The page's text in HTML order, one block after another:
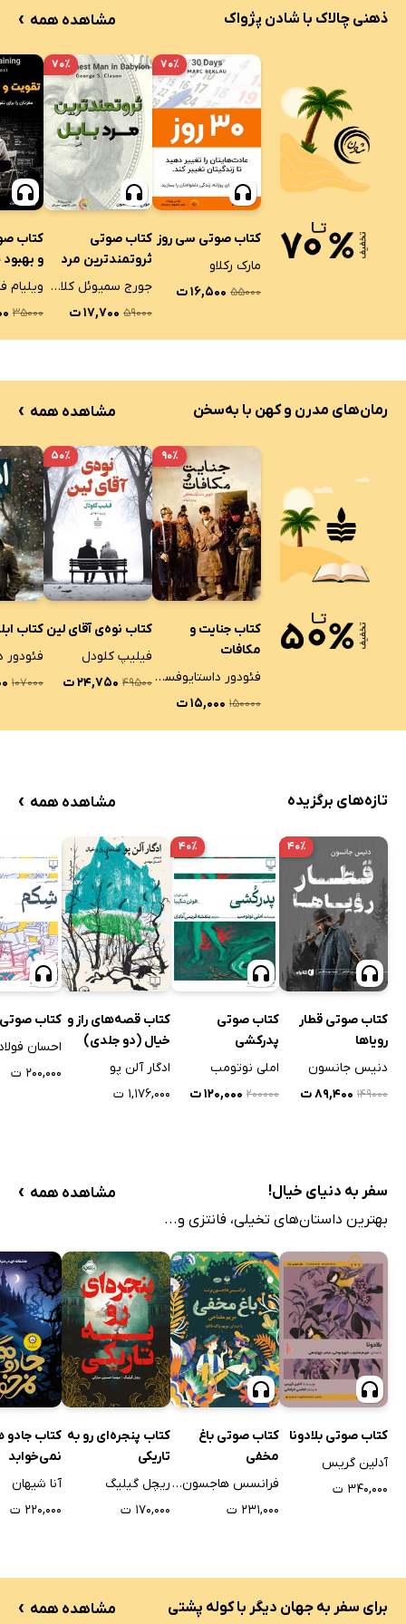
ذهنی چالاک با شادن پژواک مشاهده همه ›
۷۰٪
کتاب صوتی سی روز
مارک رکلاو
۵۵۰۰۰ ۱۶,۵۰۰ ت
۷۰٪
کتاب صوتی
ثروتمندترین مرد
جورج سمیوئل کلاسون
۵۹۰۰۰ ۱۷,۷۰۰ ت
کتاب
و
ویلیام
۳۵۰۰۰
رمان‌های مدرن و کهن با به‌سخن مشاهده همه ›
۹۰٪
کتاب جنایت و
مکافات
فئودور داستایوفسکی
۱۵۰۰۰۰ ۱۵,۰۰۰ ت
۵۰٪
کتاب نوه‌ی آقای لین
فیلیپ کلودل
۴۹۵۰۰ ۲۴,۷۵۰ ت
کتاب
۱۰۷۰۰۰
تازه‌های برگزیده مشاهده همه ›
۴۰٪
کتاب صوتی قطار
رویاها
دنیس جانسون
۱۴۹۰۰۰ ۸۹,۴۰۰ ت
۴۰٪
کتاب صوتی
پدرکشی
املی نوتومب
۲۰۰۰۰۰ ۱۲۰,۰۰۰ ت
کتاب قصه‌های راز و
خیال (دو جلدی)
ادگار آلن پو
۱,۱۷۶,۰۰۰ ت
کتاب
احسان
۲۰۰,۰۰۰ ت
سفر به دنیای خیال!
بهترین داستان‌های تخیلی، فانتزی و...
مشاهده همه ›
کتاب صوتی بلادونا
آدلین گریس
۳۴۰,۰۰۰ ت
کتاب صوتی باغ
مخفی
فرانسس هاجسون برنت
۲۳۱,۰۰۰ ت
کتاب پنجره‌ای رو به
تاریکی
ریچل گیلیگ
۱۷۰,۰۰۰ ت
کتاب جادو
نمی‌خوابد
آنا شیهان
۲۲۰,۰۰۰ ت
برای سفر به جهان دیگر با کوله پشتی مشاهده همه ›